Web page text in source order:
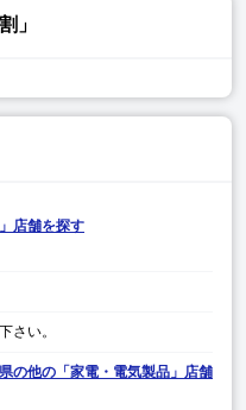
」
」店舗を探す
さい。
の他の「家電・電気製品 」店舗